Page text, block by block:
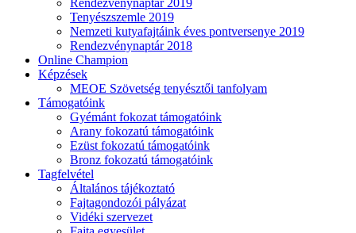
Rendezvénynaptár 2019
Tenyészszemle 2019
Nemzeti kutyafajtáink éves pontversenye 2019
Rendezvénynaptár 2018
Online Champion
Képzések
MEOE Szövetség tenyésztői tanfolyam
Támogatóink
Gyémánt fokozat támogatóink
Arany fokozatú támogatóink
Ezüst fokozatú támogatóink
Bronz fokozatú támogatóink
Tagfelvétel
Általános tájékoztató
Fajtagondozói pályázat
Vidéki szervezet